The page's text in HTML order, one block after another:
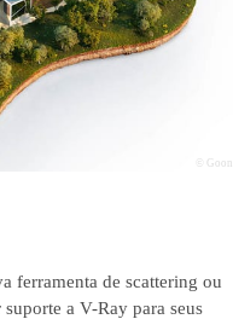
© Goon
ferramenta de scattering ou
a V-Ray para seus